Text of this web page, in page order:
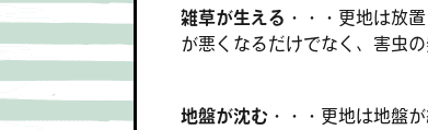
雑草が生える・・・ 更地は放
が悪くなるだけでなく、害虫の
地盤が沈む・・・ 更地は地盤